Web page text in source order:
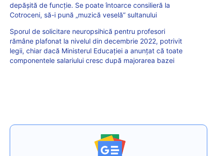
depășită de funcție. Se poate întoarce consilieră la
Cotroceni, să-i pună „muzică veselă” sultanului
Sporul de solicitare neuropsihică pentru profesori
rămâne plafonat la nivelul din decembrie 2022, potrivit
legii, chiar dacă Ministerul Educației a anunțat că toate
componentele salariului cresc după majorarea bazei